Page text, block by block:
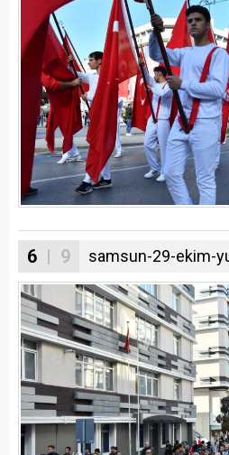
6 | 9 samsun-29-ekim-